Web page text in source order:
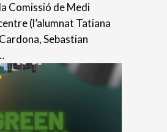
Comissió de Medi
(l’alumnat Tatiana
Sebastian